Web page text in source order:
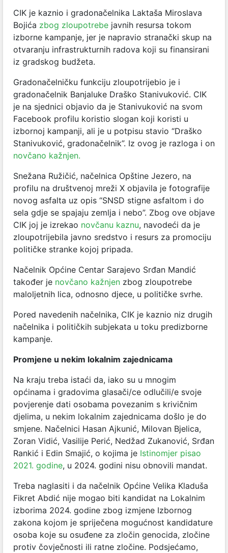
CIK je kaznio i gradonačelnika Laktaša Miroslava
Bojića zbog zloupotrebe javnih resursa tokom
izborne kampanje, jer je napravio stranački skup na
otvaranju infrastrukturnih radova koji su finansirani
iz gradskog budžeta.
Gradonačelničku funkciju zloupotrijebio je i
gradonačelnik Banjaluke Draško Stanivuković. CIK
je na sjednici objavio da je Stanivuković na svom
Facebook profilu koristio slogan koji koristi u
izbornoj kampanji, ali je u potpisu stavio “Draško
Stanivuković, gradonačelnik”. Iz ovog je razloga i on
novčano kažnjen.
Snežana Ružičić, načelnica Opštine Jezero, na
profilu na društvenoj mreži X objavila je fotografije
novog asfalta uz opis “SNSD stigne asfaltom i do
sela gdje se spajaju zemlja i nebo”. Zbog ove objave
CIK joj je izrekao novčanu kaznu, navodeći da je
zloupotrijebila javno sredstvo i resurs za promociju
političke stranke kojoj pripada.
Načelnik Općine Centar Sarajevo Srđan Mandić
također je novčano kažnjen zbog zloupotrebe
maloljetnih lica, odnosno djece, u političke svrhe.
Pored navedenih načelnika, CIK je kaznio niz drugih
načelnika i političkih subjekata u toku predizborne
kampanje.
Promjene u nekim lokalnim zajednicama
Na kraju treba istaći da, iako su u mnogim
općinama i gradovima glasači/ce odlučili/e svoje
povjerenje dati osobama povezanim s krivičnim
djelima, u nekim lokalnim zajednicama došlo je do
smjene. Načelnici Hasan Ajkunić, Milovan Bjelica,
Zoran Vidić, Vasilije Perić, Nedžad Zukanović, Srđan
Rankić i Edin Smajić, o kojima je Istinomjer pisao
2021. godine, u 2024. godini nisu obnovili mandat.
Treba naglasiti i da načelnik Općine Velika Kladuša
Fikret Abdić nije mogao biti kandidat na Lokalnim
izborima 2024. godine zbog izmjene Izbornog
zakona kojom je spriječena mogućnost kandidature
osoba koje su osuđene za zločin genocida, zločine
protiv čovječnosti ili ratne zločine. Podsjećamo,